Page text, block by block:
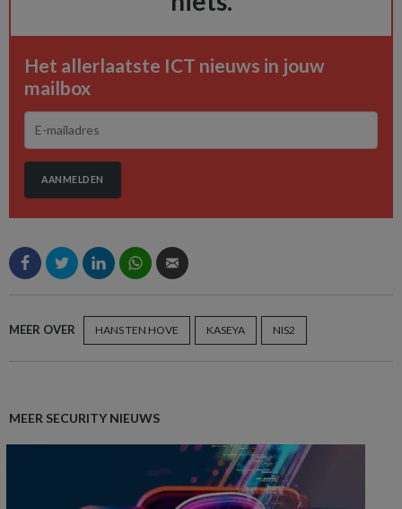
Het allerlaatste ICT nieuws in jouw
mailbox
AANMELDEN
MEER OVER HANS TEN HOVE KASEYA NIS2
MEER SECURITY NIEUWS